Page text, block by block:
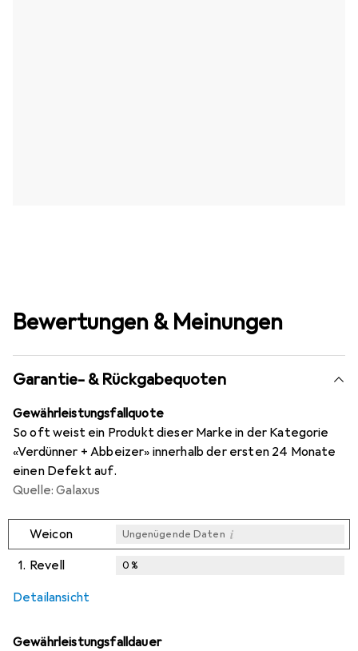
Bewertungen & Meinungen
Garantie- & Rückgabequoten
Gewährleistungsfallquote
So oft weist ein Produkt dieser Marke in der Kategorie
«Verdünner + Abbeizer» innerhalb der ersten 24 Monate
einen Defekt auf.
Quelle: Galaxus
Weicon Ungenügende Daten i
1. Revell 0%
Detailansicht
Gewährleistungsfalldauer